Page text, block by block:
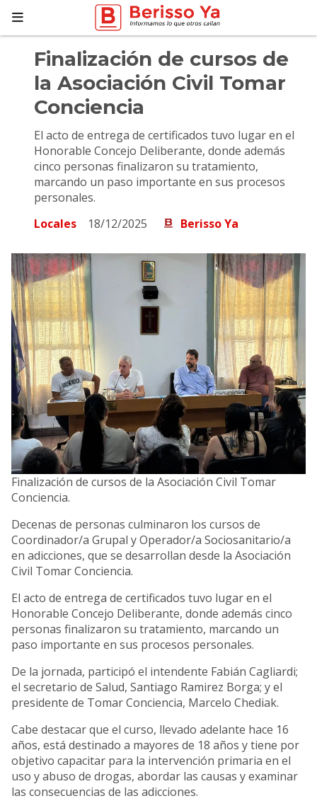
Finalización de cursos de
la Asociación Civil Tomar
Conciencia
El acto de entrega de certificados tuvo lugar en el
Honorable Concejo Deliberante, donde además
cinco personas finalizaron su tratamiento,
marcando un paso importante en sus procesos
personales.
Locales
18/12/2025 Berisso Ya
Finalización de cursos de la Asociación Civil Tomar
Conciencia.
Decenas de personas culminaron los cursos de
Coordinador/a Grupal y Operador/a Sociosanitario/a
en adicciones, que se desarrollan desde la Asociación
Civil Tomar Conciencia.
El acto de entrega de certificados tuvo lugar en el
Honorable Concejo Deliberante, donde además cinco
personas finalizaron su tratamiento, marcando un
paso importante en sus procesos personales.
De la jornada, participó el intendente Fabián Cagliardi;
el secretario de Salud, Santiago Ramirez Borga; y el
presidente de Tomar Conciencia, Marcelo Chediak.
Cabe destacar que el curso, llevado adelante hace 16
años, está destinado a mayores de 18 años y tiene por
objetivo capacitar para la intervención primaria en el
uso y abuso de drogas, abordar las causas y examinar
las consecuencias de las adicciones.